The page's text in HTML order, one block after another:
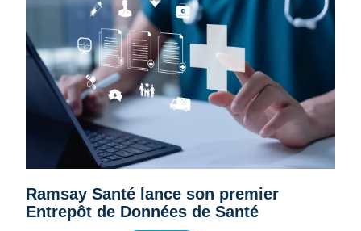
Ramsay Santé lance son premier
Entrepôt de Données de Santé